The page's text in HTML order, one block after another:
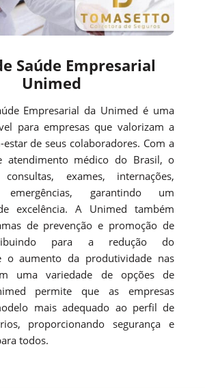
Saúde Empresarial
Unimed
Empresarial da Unimed é uma
para empresas que valorizam a
de seus colaboradores. Com a
atendimento médico do Brasil, o
exames, internações,
garantindo um
excelência. A Unimed também
de prevenção e promoção de
para a redução do
o aumento da produtividade nas
uma variedade de opções de
permite que as empresas
mais adequado ao perfil de
proporcionando segurança e
todos.